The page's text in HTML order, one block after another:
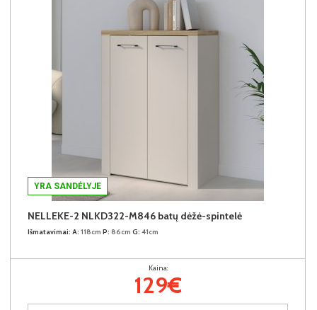
YRA SANDĖLYJE
NELLEKE-2 NLKD322-M846 batų dėžė-spintelė
Išmatavimai: A: 118cm P: 86cm G: 41cm
Kaina:
129€